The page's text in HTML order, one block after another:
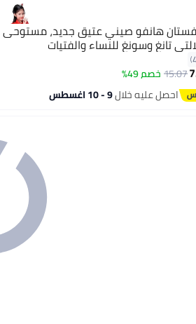
هانفو صيني عتيق جديد، مستوحى
تانغ وسونغ للنساء والفتيات
15.07خصم 49%
احصل عليه خلال9 - 10 اغسطس